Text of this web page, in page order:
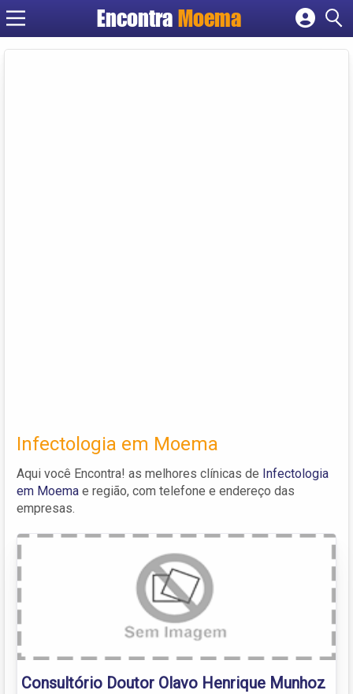
Encontra Moema
Infectologia em Moema
Aqui você Encontra! as melhores clínicas de Infectologia
em Moema e região, com telefone e endereço das
empresas.
Consultório Doutor Olavo Henrique Munhoz